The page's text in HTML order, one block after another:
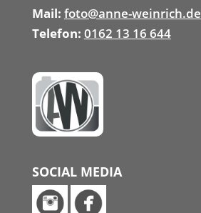
Mail: foto@anne-weinrich.de
Telefon: 0162 13 16 644
SOCIAL MEDIA